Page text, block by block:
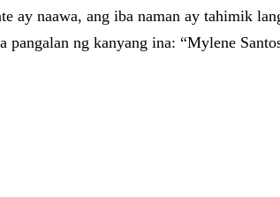
ay naawa, ang iba naman ay tahimik
ng kanyang ina: “Mylene